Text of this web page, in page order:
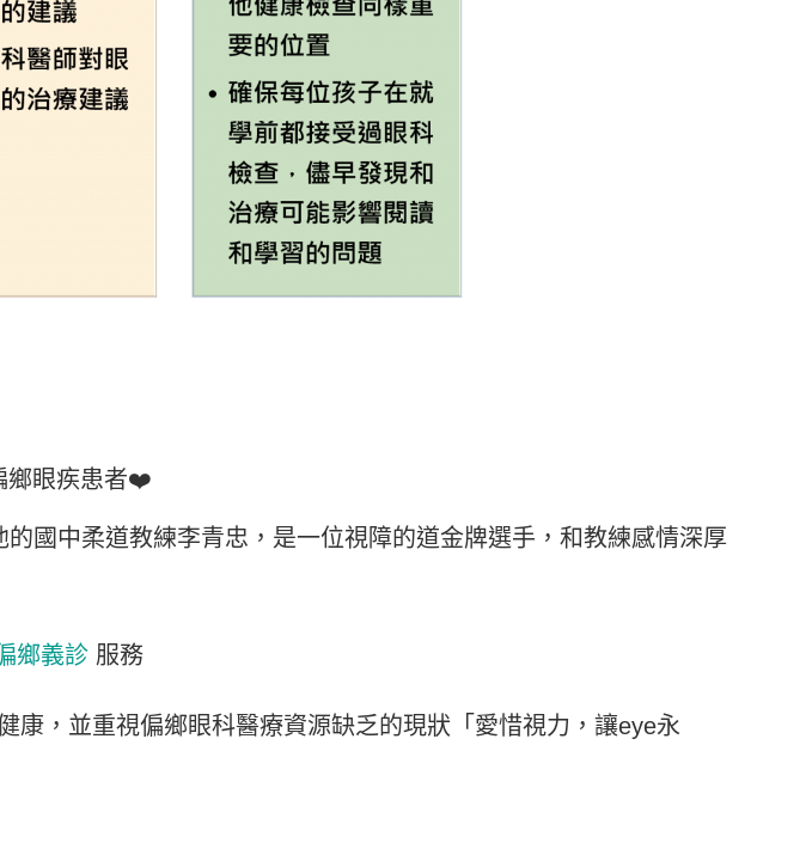
鄉眼疾患者❤️
國中柔道教練李青忠，是一位視障的道金牌選手，和教練感情深厚
鄉義診 服務
，並重視偏鄉眼科醫療資源缺乏的現狀「愛惜視力，讓eye永